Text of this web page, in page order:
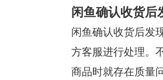
闲鱼确认收货后
闲鱼确认收货后发
方客服进行处理。
商品时就存在质量